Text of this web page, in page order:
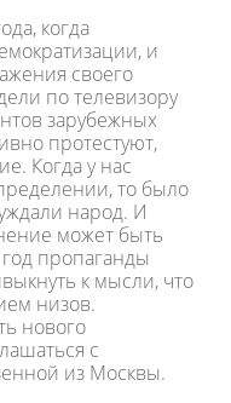
когда
и
своего
по телевизору
зарубежных
протестуют,
Когда у нас
то было
народ. И
может быть
пропаганды
к мысли, что
низов.
нового
с
из Москвы.